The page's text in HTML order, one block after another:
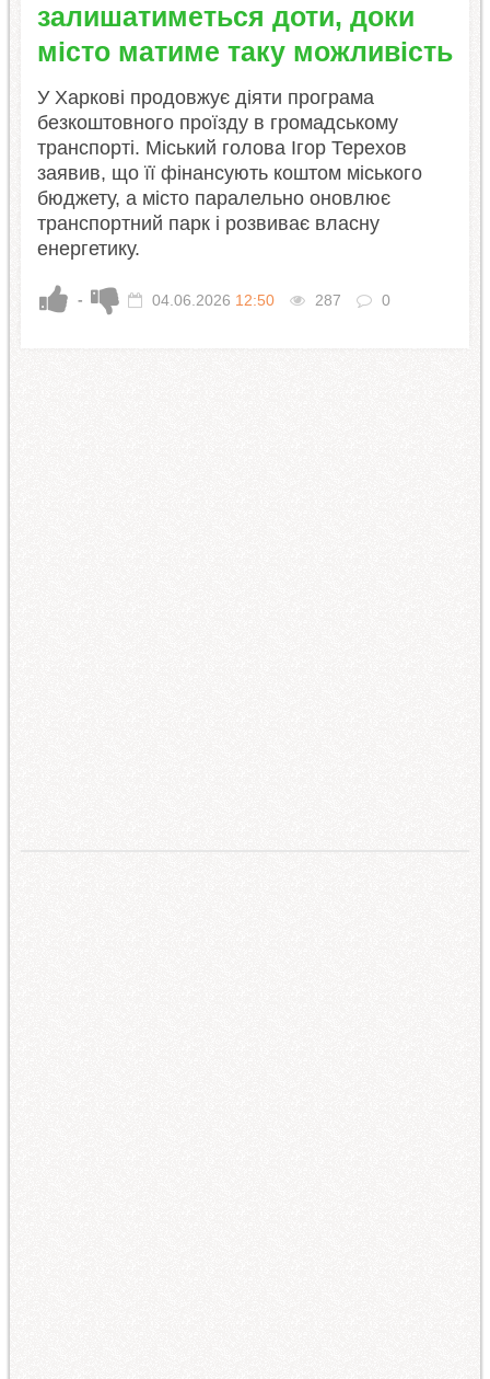
залишатиметься доти, доки
місто матиме таку можливість
У Харкові продовжує діяти програма
безкоштовного проїзду в громадському
транспорті. Міський голова Ігор Терехов
заявив, що її фінансують коштом міського
бюджету, а місто паралельно оновлює
транспортний парк і розвиває власну
енергетику.
- 04.06.2026 12:50 287 0